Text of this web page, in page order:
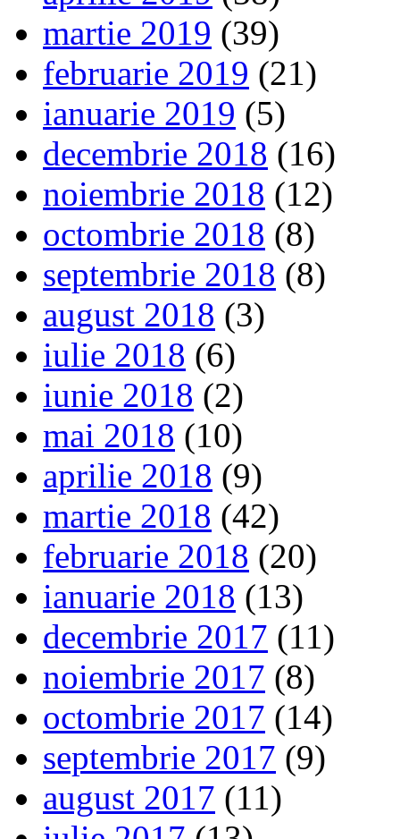
martie 2019 (39)
februarie 2019 (21)
ianuarie 2019 (5)
decembrie 2018 (16)
noiembrie 2018 (12)
octombrie 2018 (8)
septembrie 2018 (8)
august 2018 (3)
iulie 2018 (6)
iunie 2018 (2)
mai 2018 (10)
aprilie 2018 (9)
martie 2018 (42)
februarie 2018 (20)
ianuarie 2018 (13)
decembrie 2017 (11)
noiembrie 2017 (8)
octombrie 2017 (14)
septembrie 2017 (9)
august 2017 (11)